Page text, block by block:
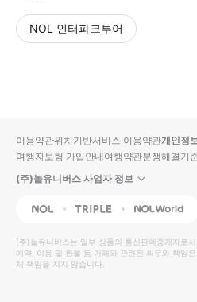
NOL 인터파크투어
입니
다.
높
은
순
동
영
상
순
상
이용약관위치기반서비스 이용약관개인정
여행자보험 가입안내여행약관분쟁해결기
(주)놀유니버스 사업자 정보
NOL Triple Interpark Global
(주)놀유니버스는 일부 상품의 통신판매중개자로
예약, 이용 및 환불 등 거래와 관련된 의무와 책임
체 책임을 지지 않습니다.